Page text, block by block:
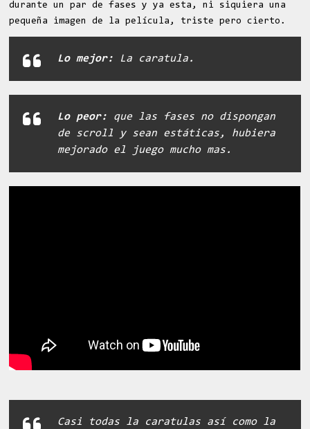
durante un par de fases y ya esta, ni siquiera una
pequeña imagen de la película, triste pero cierto.
Lo mejor: La caratula.
Lo peor: que las fases no dispongan
de scroll y sean estáticas, hubiera
mejorado el juego mucho mas.
Casi todas la caratulas así como la